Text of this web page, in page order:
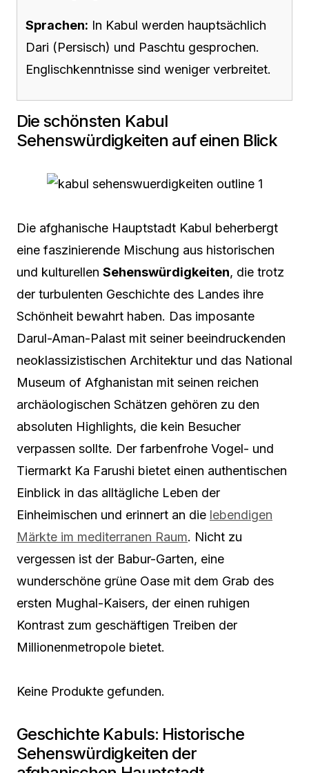
Sprachen: In Kabul werden hauptsächlich
Dari (Persisch) und Paschtu gesprochen.
Englischkenntnisse sind weniger verbreitet.
Die schönsten Kabul
Sehenswürdigkeiten auf einen Blick
Die afghanische Hauptstadt Kabul beherbergt
eine faszinierende Mischung aus historischen
und kulturellen Sehenswürdigkeiten, die trotz
der turbulenten Geschichte des Landes ihre
Schönheit bewahrt haben. Das imposante
Darul-Aman-Palast mit seiner beeindruckenden
neoklassizistischen Architektur und das National
Museum of Afghanistan mit seinen reichen
archäologischen Schätzen gehören zu den
absoluten Highlights, die kein Besucher
verpassen sollte. Der farbenfrohe Vogel- und
Tiermarkt Ka Farushi bietet einen authentischen
Einblick in das alltägliche Leben der
Einheimischen und erinnert an die lebendigen
Märkte im mediterranen Raum. Nicht zu
vergessen ist der Babur-Garten, eine
wunderschöne grüne Oase mit dem Grab des
ersten Mughal-Kaisers, der einen ruhigen
Kontrast zum geschäftigen Treiben der
Millionenmetropole bietet.
Keine Produkte gefunden.
Geschichte Kabuls: Historische
Sehenswürdigkeiten der